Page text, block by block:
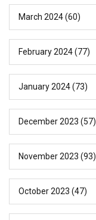
March 2024(60)
February 2024(77)
January 2024(73)
December 2023 (57)
November 2023 (93)
October 2023 (47)